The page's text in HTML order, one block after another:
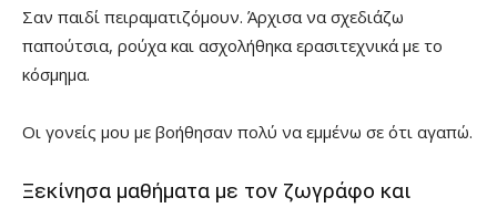
Σαν παιδί πειραματιζόμουν. Άρχισα να σχεδιάζω
παπούτσια, ρούχα και ασχολήθηκα ερασιτεχνικά με το
κόσμημα.
Οι γονείς μου με βοήθησαν πολύ να εμμένω σε ότι αγαπώ.
Ξεκίνησα μαθήματα με τον ζωγράφο και